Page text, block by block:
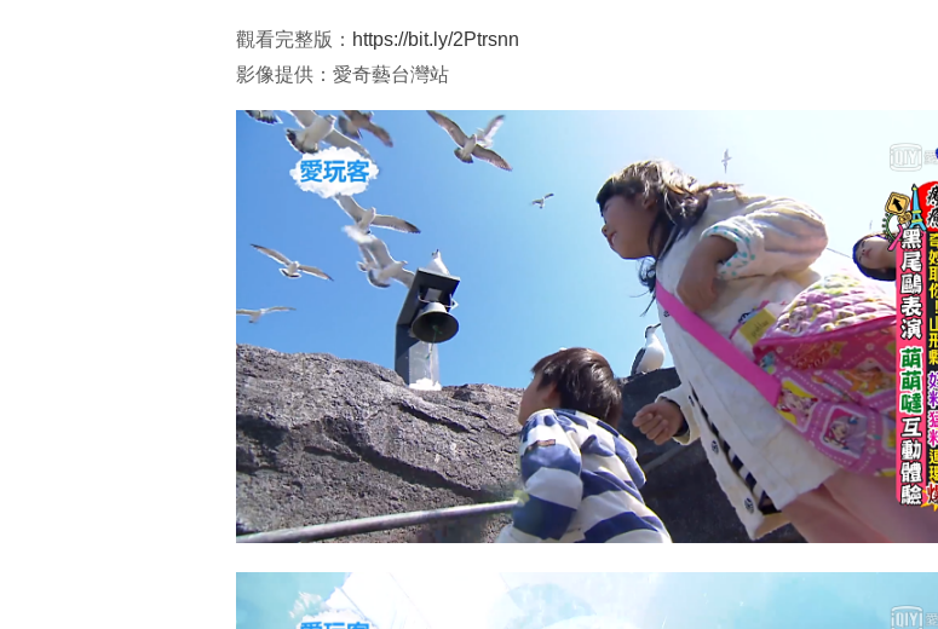
觀看完整版： https://bit.ly/2Ptrsnn
影像提供 ： 愛奇藝台灣站